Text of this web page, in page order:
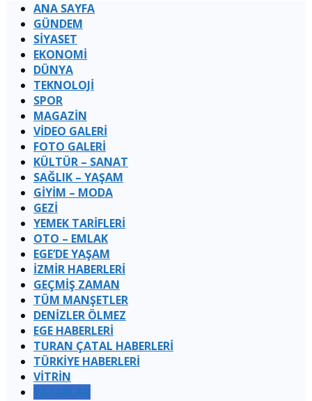
ANA SAYFA
GÜNDEM
SİYASET
EKONOMİ
DÜNYA
TEKNOLOJİ
SPOR
MAGAZİN
VİDEO GALERİ
FOTO GALERİ
KÜLTÜR – SANAT
SAĞLIK – YAŞAM
GİYİM – MODA
GEZİ
YEMEK TARİFLERİ
OTO – EMLAK
EGE’DE YAŞAM
İZMİR HABERLERİ
GEÇMİŞ ZAMAN
TÜM MANŞETLER
DENİZLER ÖLMEZ
EGE HABERLERİ
TURAN ÇATAL HABERLERI
TÜRKİYE HABERLERİ
VİTRİN
YAZARLAR